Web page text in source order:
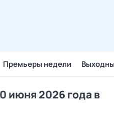
Премьеры недели
июня 2026 года в